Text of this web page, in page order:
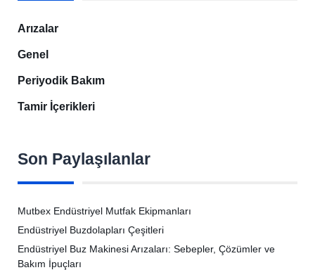
Arızalar
Genel
Periyodik Bakım
Tamir İçerikleri
Son Paylaşılanlar
Mutbex Endüstriyel Mutfak Ekipmanları
Endüstriyel Buzdolapları Çeşitleri
Endüstriyel Buz Makinesi Arızaları: Sebepler, Çözümler ve
Bakım İpuçları